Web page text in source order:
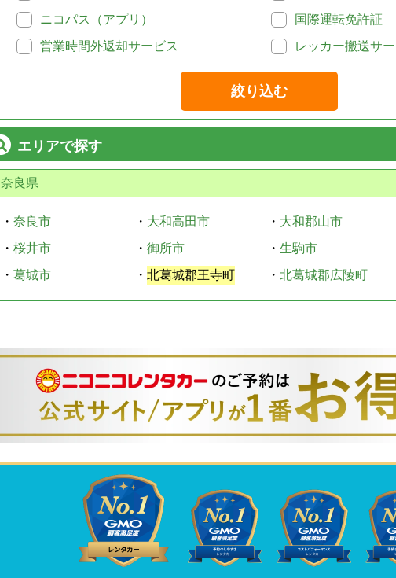
ニコパス（アプリ）
国際運転免許証
営業時間外返却サービス
レッカー搬送サ
絞り込む
エリアで探す
奈良県
・ 奈良市 ・ 大和高田市 ・ 大和郡山市
・ 桜井市 ・ 御所市 ・ 生駒市
・ 葛城市 ・ 北葛城郡王寺町 ・ 北葛城郡広陵町